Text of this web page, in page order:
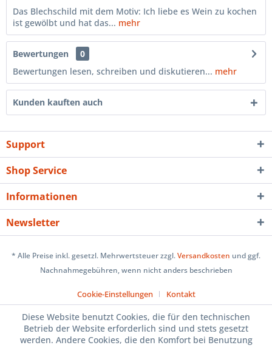
Das Blechschild mit dem Motiv: Ich liebe es Wein zu kochen
ist gewölbt und hat das... mehr
Bewertungen
0
Bewertungen lesen, schreiben und diskutieren... mehr
Kunden kauften auch
Support
Shop Service
Informationen
Newsletter
* Alle Preise inkl. gesetzl. Mehrwertsteuer zzgl.Versandkosten und ggf.
Nachnahmegebühren, wenn nicht anders beschrieben
Cookie-Einstellungen Kontakt
Diese Website benutzt Cookies, die für den technischen
Betrieb der Website erforderlich sind und stets gesetzt
werden. Andere Cookies, die den Komfort bei Benutzung